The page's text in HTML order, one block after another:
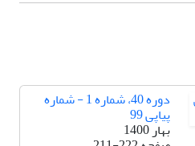
دوره 40، شماره 1 - شماره
پیاپی 99
بهار 1400